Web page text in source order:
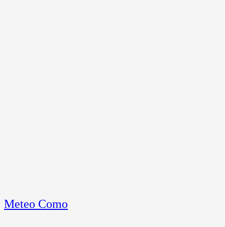
Meteo Como